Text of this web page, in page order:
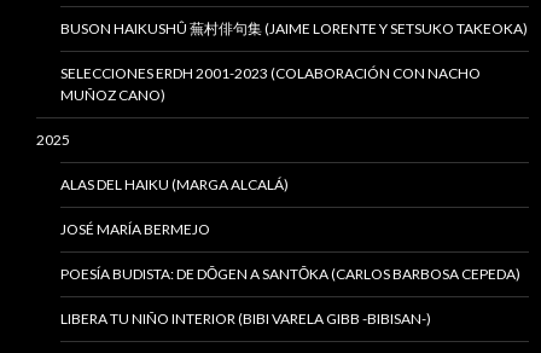
BUSON HAIKUSHÛ 蕪村俳句集 (JAIME LORENTE Y SETSUKO TAKEOKA)
SELECCIONES ERDH 2001-2023 (COLABORACIÓN CON NACHO
MUÑOZ CANO)
2025
ALAS DEL HAIKU (MARGA ALCALÁ)
JOSÉ MARÍA BERMEJO
POESÍA BUDISTA: DE DŌGEN A SANTŌKA (CARLOS BARBOSA CEPEDA)
LIBERA TU NIÑO INTERIOR (BIBI VARELA GIBB -BIBISAN-)